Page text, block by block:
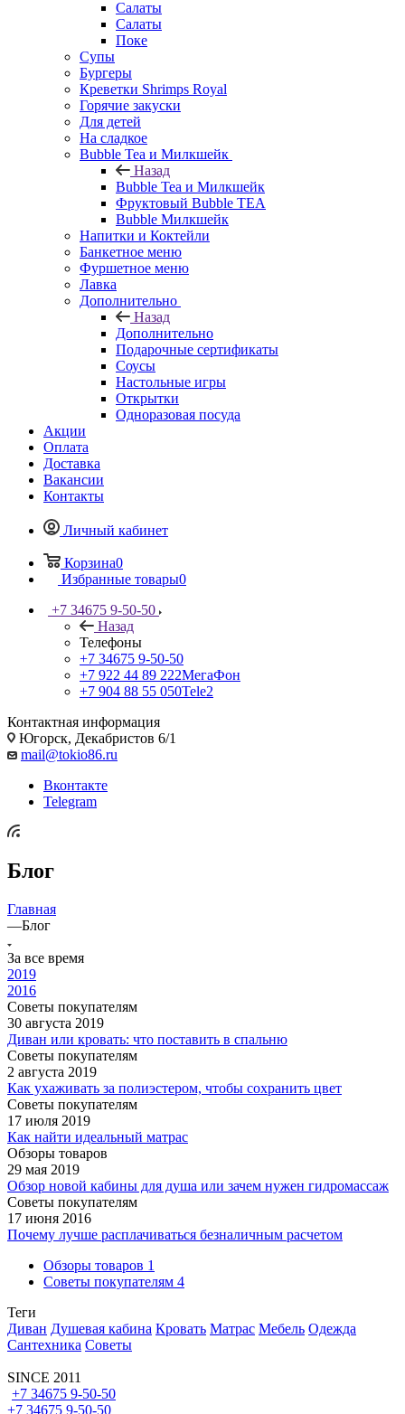
Салаты
Салаты
Поке
Супы
Бургеры
Креветки Shrimps Royal
Горячие закуски
Для детей
На сладкое
Bubble Tea и Милкшейк
Назад
Bubble Tea и Милкшейк
Фруктовый Bubble TEA
Bubble Милкшейк
Напитки и Коктейли
Банкетное меню
Фуршетное меню
Лавка
Дополнительно
Назад
Дополнительно
Подарочные сертификаты
Соусы
Настольные игры
Открытки
Одноразовая посуда
Акции
Оплата
Доставка
Вакансии
Контакты
Личный кабинет
Корзина0
Избранные товары0
+7 34675 9-50-50
Назад
Телефоны
+7 34675 9-50-50
+7 922 44 89 222МегаФон
+7 904 88 55 050Tele2
Контактная информация
Югорск, Декабристов 6/1
mail@tokio86.ru
Вконтакте
Telegram
Блог
Главная
—Блог
За все время
2019
2016
Советы покупателям
30 августа 2019
Диван или кровать: что поставить в спальню
Советы покупателям
2 августа 2019
Как ухаживать за полиэстером, чтобы сохранить цвет
Советы покупателям
17 июля 2019
Как найти идеальный матрас
Обзоры товаров
29 мая 2019
Обзор новой кабины для душа или зачем нужен гидромассаж
Советы покупателям
17 июня 2016
Почему лучше расплачиваться безналичным расчетом
Обзоры товаров 1
Советы покупателям 4
Теги
Диван Душевая кабина Кровать Матрас Мебель Одежда
Сантехника Советы
SINCE 2011
+7 34675 9-50-50
+7 34675 9-50-50